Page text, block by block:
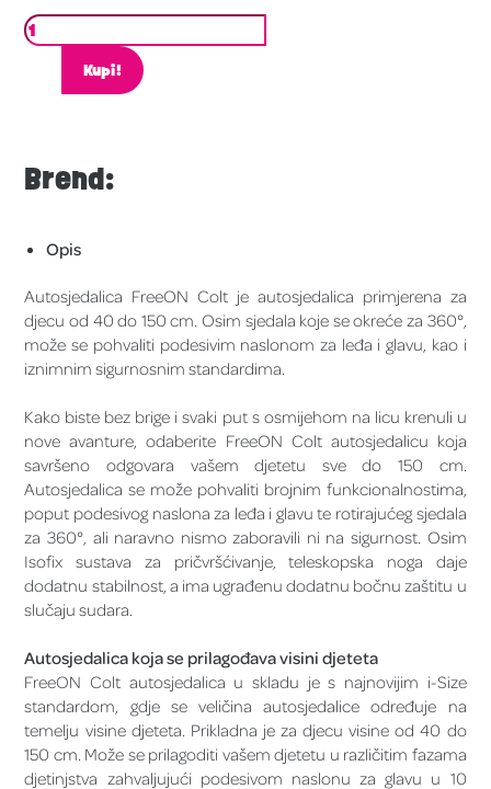
Kupi!
Brend:
Opis
Autosjedalica FreeON Colt je autosjedalica primjerena za
djecu od 40 do 150 cm. Osim sjedala koje se okreće za 360°,
može se pohvaliti podesivim naslonom za leđa i glavu, kao i
iznimnim sigurnosnim standardima.
Kako biste bez brige i svaki put s osmijehom na licu krenuli u
nove avanture, odaberite FreeON Colt autosjedalicu koja
savršeno odgovara vašem djetetu sve do 150 cm.
Autosjedalica se može pohvaliti brojnim funkcionalnostima,
poput podesivog naslona za leđa i glavu te rotirajućeg sjedala
za 360°, ali naravno nismo zaboravili ni na sigurnost. Osim
Isofix sustava za pričvršćivanje, teleskopska noga daje
dodatnu stabilnost, a ima ugrađenu dodatnu bočnu zaštitu u
slučaju sudara.
Autosjedalica koja se prilagođava visini djeteta
FreeON Colt autosjedalica u skladu je s najnovijim i-Size
standardom, gdje se veličina autosjedalice određuje na
temelju visine djeteta. Prikladna je za djecu visine od 40 do
150 cm. Može se prilagoditi vašem djetetu u različitim fazama
djetinjstva zahvaljujući podesivom naslonu za glavu u 10